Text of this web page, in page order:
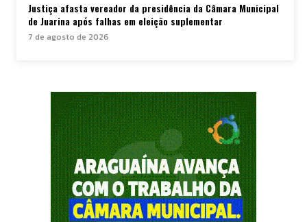
Justiça afasta vereador da presidência da Câmara Municipal
de Juarina após falhas em eleição suplementar
7 de agosto de 2026